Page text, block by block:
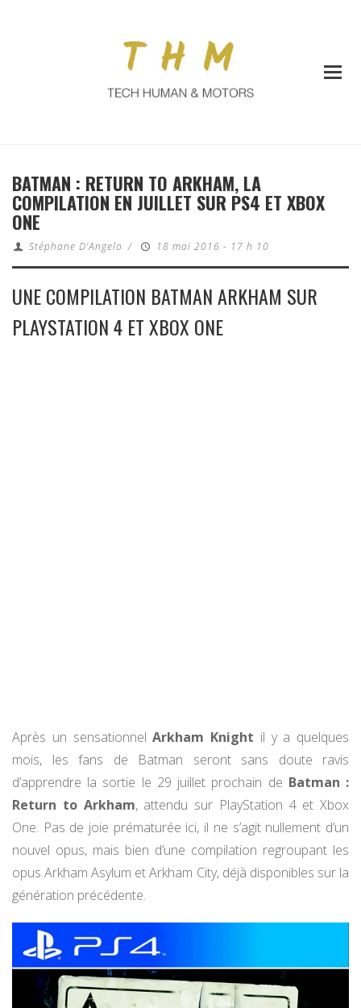
BATMAN : RETURN TO ARKHAM, LA
COMPILATION EN JUILLET SUR PS4 ET XBOX
ONE
Stéphane D'Angelo / 18 mai 2016 - 17 h 10
UNE COMPILATION BATMAN ARKHAM SUR
PLAYSTATION 4 ET XBOX ONE
Après un sensationnelArkham Knight il y a quelques
mois, les fans de Batman seront sans doute ravis
d’apprendre la sortie le 29 juillet prochain de Batman :
Return to Arkham, attendu sur PlayStation 4 et Xbox
One. Pas de joie prématurée ici, il ne s’agit nullement d’un
nouvel opus, mais bien d’une compilation regroupant les
opus Arkham Asylum et Arkham City, déjà disponibles sur la
génération précédente.